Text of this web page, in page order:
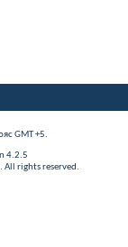
GMT +5.
4.2.5
rights reserved.